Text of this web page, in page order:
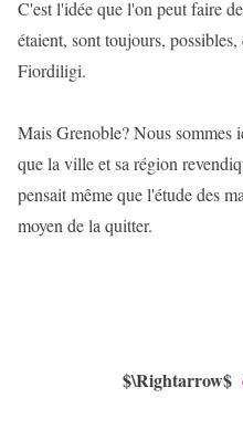
C'est l'idée que l'on peut faire
étaient, sont toujours,
Fiordiligi.
Mais Grenoble? Nous sommes
que la ville et sa région
pensait même que l'étude des
moyen de la quitter.
$\Rightarrow$